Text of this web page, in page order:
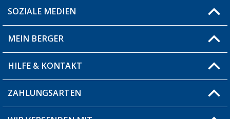
Du hast eine Frage?
Filiale finden
SOZIALE MEDIEN
MEIN BERGER
Blog
Produkttester
HILFE & KONTAKT
Fragen & Antworten / FAQ
Versandinformationen
ZAHLUNGSARTEN